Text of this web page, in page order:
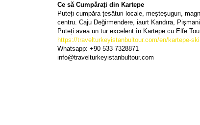
Ce să Cumpărați din Kartepe
Puteți cumpăra țesături locale, meșteșuguri,
centru. Caju Değirmendere, iaurt Kandıra,
Puteți avea un tur excelent în Kartepe cu Elfe
https://travelturkeyistanbultour.com/en/kartepe-
Whatsapp: +90 533 7328871
info@travelturkeyistanbultour.com